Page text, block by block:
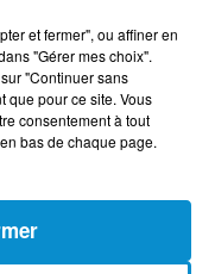
va changer de main
Ceuta, des familles
leurs...
et fermer", ou affiner en
"Gérer mes choix".
"Continuer sans
que pour ce site. Vous
consentement à tout
bas de chaque page.